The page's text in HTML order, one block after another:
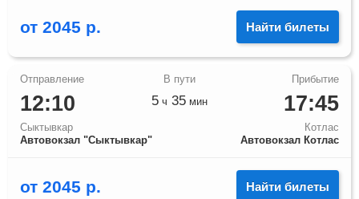
от 2045 р. Найти билеты
12:10
Сыктывкар
Автовокзал "Сыктывкар"
17:45
Котлас
Автовокзал Котлас
5 ч 35 мин
от 2045 р. Найти билеты